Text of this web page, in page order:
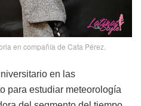
en compañía de Cata Pérez.
en las
para estudiar meteorología